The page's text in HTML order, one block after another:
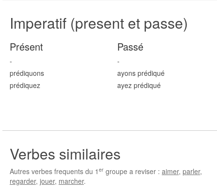
Imperatif (present et passe)
Présent
-
prédiquons
prédiquez
Passé
-
ayons prédiqué
ayez prédiqué
Verbes similaires
Autres verbes frequents du 1 er groupe a reviser : aimer, parler,
regarder, jouer, marcher.